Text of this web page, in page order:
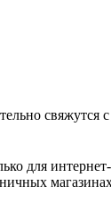
свяжутся
для